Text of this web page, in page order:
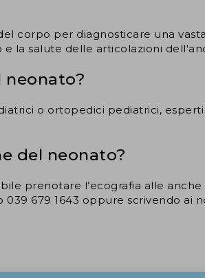
corpo per diagnosticare una
la salute delle articolazioni
neonato?
o ortopedici pediatrici,
del neonato?
prenotare l’ecografia alle
679 1643 oppure scrivendo ai